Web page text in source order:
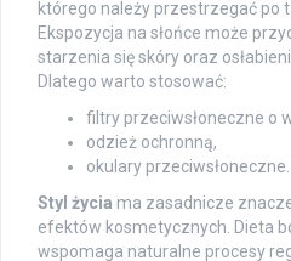
którego należy przestrzegać po
Ekspozycja na słońce może
starzenia się skóry oraz
Dlatego warto stosować:
filtry przeciwsłoneczne o
odzież ochronną,
okulary przeciwsłoneczne.
Styl życia ma zasadnicze
efektów kosmetycznych. Dieta
wspomaga naturalne procesy